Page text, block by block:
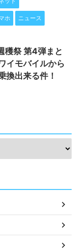
ホ ニュース
穫祭 第4弾まと
イモバイルから
換出来る件！